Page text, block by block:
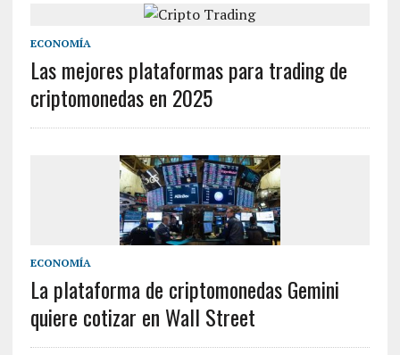
ECONOMÍA
Las mejores plataformas para trading de
criptomonedas en 2025
ECONOMÍA
La plataforma de criptomonedas Gemini
quiere cotizar en Wall Street